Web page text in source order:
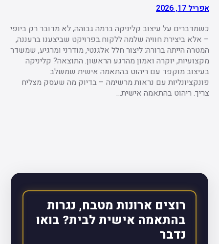
אפריל 17, 2026
כשמדברים על עיצוב קליניקה ברמה גבוהה, לא מדובר רק ביופי
– אלא ביצירת חוויה שלמה ללקוח.בפרויקט שביצענו ברעננה,
המטרה הייתה ברורה: ליצור חלל אלגנטי, מודרני ומרגיע, שמשדר
מקצועיות, יוקרה ואמון מהרגע הראשון. התוצאה? קליניקה
בעיצוב מוקפד עם ריהוט בהתאמה אישית שמשלב
פונקציונליות עם נראות מרשימה – בדיוק מה שעסק מצליח
צריך. ריהוט בהתאמה אישית…
רוצים ארונות מטבח, נגרות
בהתאמה אישית לבית? בואו
נדבר